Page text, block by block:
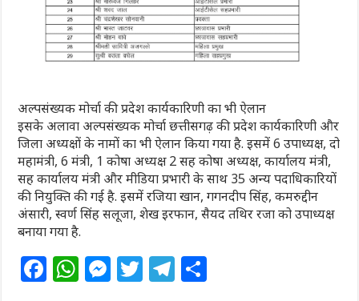
अल्पसंख्यक मोर्चा की प्रदेश कार्यकारिणी का भी ऐलान
इसके अलावा अल्पसंख्यक मोर्चा छत्तीसगढ़ की प्रदेश कार्यकारिणी और
जिला अध्यक्षों के नामों का भी ऐलान किया गया है. इसमें 6 उपाध्यक्ष, दो
महामंत्री, 6 मंत्री, 1 कोषा अध्यक्ष 2 सह कोषा अध्यक्ष, कार्यालय मंत्री,
सह कार्यालय मंत्री और मीडिया प्रभारी के साथ 35 अन्य पदाधिकारियों
की नियुक्ति की गई है. इसमें रजिया खान, गगनदीप सिंह, कमरुद्दीन
अंसारी, स्वर्ण सिंह सलूजा, शेख इरफान, सैयद तथिर रजा को उपाध्यक्ष
बनाया गया है.
F W M T T